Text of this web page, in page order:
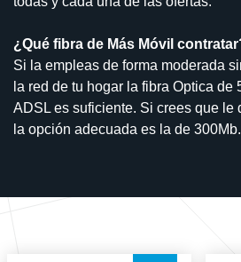
¿Qué fibra de Más Móvil
Si la empleas de forma moderada
la red de tu hogar la fibra Optica de
ADSL es suficiente. Si crees que le
la opción adecuada es la de 300Mb.